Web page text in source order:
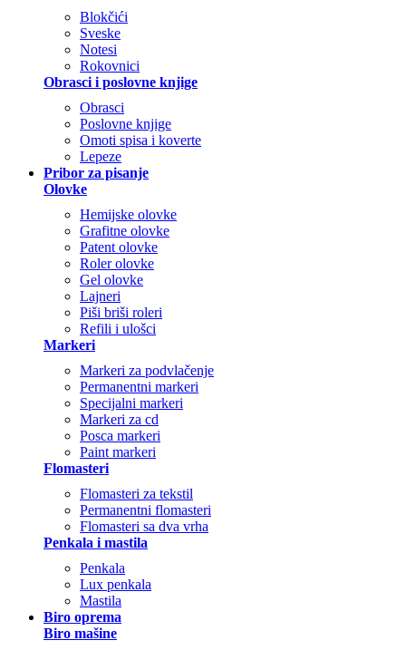
Blokčići
Sveske
Notesi
Rokovnici
Obrasci i poslovne knjige
Obrasci
Poslovne knjige
Omoti spisa i koverte
Lepeze
Pribor za pisanje
Olovke
Hemijske olovke
Grafitne olovke
Patent olovke
Roler olovke
Gel olovke
Lajneri
Piši briši roleri
Refili i ulošci
Markeri
Markeri za podvlačenje
Permanentni markeri
Specijalni markeri
Markeri za cd
Posca markeri
Paint markeri
Flomasteri
Flomasteri za tekstil
Permanentni flomasteri
Flomasteri sa dva vrha
Penkala i mastila
Penkala
Lux penkala
Mastila
Biro oprema
Biro mašine